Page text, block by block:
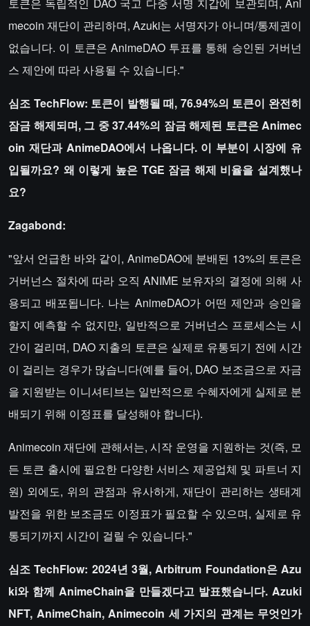
mecoin 재단이 관리하며, Azuki는 서명자가 아니며/통제권이
없습니다. 이 토큰은 AnimeDAO 투표를 통해 승인된 거버넌
스 제안에 따라 사용될 수 있습니다."
심조 TechFlow: 토큰이 발행될 때, 76.94%의 토큰이 완전히
잠금 해제되며, 그 중 37.44%의 잠금 해제된 토큰은 Animec
oin 재단과 AnimeDAO에서 나옵니다. 이 부분이 시장에 유
입될까요? 왜 이렇게 높은 TGE 잠금 해제 비율을 설계했나
요?
Zagabond:
"앞서 언급한 바와 같이, AnimeDAO에 분배된 13%의 토큰은
거버넌스 절차에 따라 오직 ANIME 보유자의 결정에 의해 사
용되고 배포됩니다. 나는 AnimeDAO가 어떤 제안과 승인을
할지 예측할 수 없지만, 일반적으로 거버넌스 프로세스는 시
간이 걸리며, DAO 지출의 토큰은 실제로 유통되기 전에 시간
이 걸리는 경우가 많습니다(예를 들어, DAO 보조금으로 자금
을 지원받는 이니셔티브는 일반적으로 수혜자에게 실제로 분
배되기 위해 이정표를 달성해야 합니다).
Animecoin 재단에 관해서는, 시작 운영을 지원하는 것(즉, 모
든 토큰 출시에 필요한 다양한 서비스 제공업체 및 파트너 지
원) 외에도, 위의 관점과 유사하게, 재단이 관리하는 생태계
발전을 위한 보조금도 이정표가 필요할 수 있으며, 실제로 유
통되기까지 시간이 걸릴 수 있습니다."
심조 TechFlow: 2024년 3월, Arbitrum Foundation은 Azu
ki와 함께 AnimeChain을 만들겠다고 발표했습니다. Azuki
NFT, AnimeChain, Animecoin 세 가지의 관계는 무엇인가